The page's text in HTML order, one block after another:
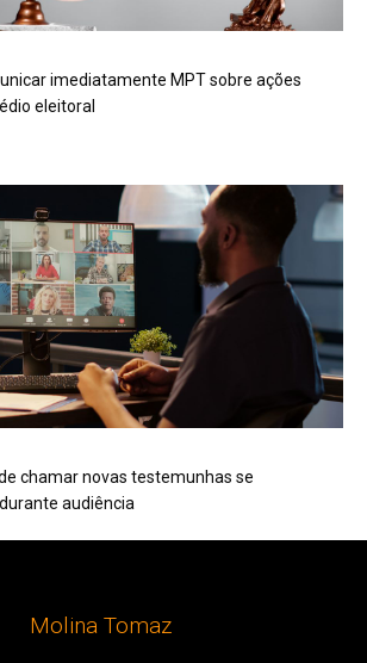
imediatamente MPT sobre ações
eleitoral
chamar novas testemunhas se
audiência
Molina Tomaz